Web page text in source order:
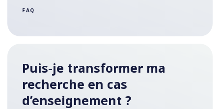
FAQ
Puis-je transformer ma
recherche en cas
d’enseignement ?